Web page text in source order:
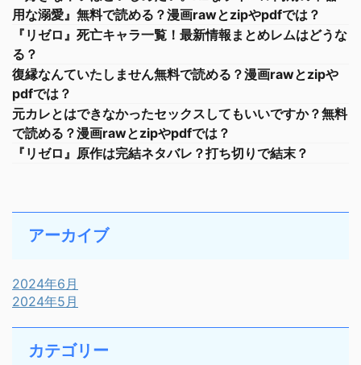
用な溺愛』無料で読める？漫画rawとzipやpdfでは？
『リゼロ』死亡キャラ一覧！最新情報まとめレムはどうな
る？
復縁なんていたしません無料で読める？漫画rawとzipや
pdfでは？
元カレとはできなかったセックスしてもいいですか？無料
で読める？漫画rawとzipやpdfでは？
『リゼロ』原作は完結ネタバレ？打ち切りで結末？
アーカイブ
2024年6月
2024年5月
カテゴリー